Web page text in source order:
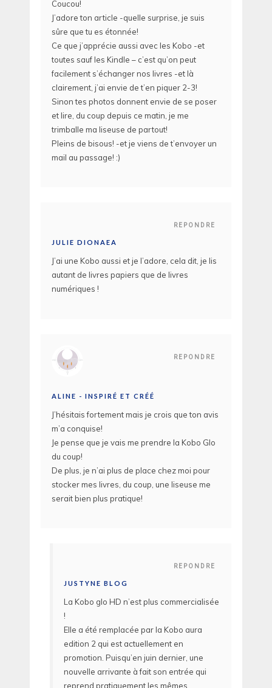
Coucou!
J’adore ton article -quelle surprise, je suis
sûre que tu es étonnée!
Ce que j’apprécie aussi avec les Kobo -et
toutes sauf les Kindle – c’est qu’on peut
facilement s’échanger nos livres -et là
clairement, j’ai envie de t’en piquer 2-3!
Sinon tes photos donnent envie de se poser
et lire, du coup depuis ce matin, je me
trimballe ma liseuse de partout!
Pleins de bisous! -et je viens de t’envoyer un
mail au passage! :)
REPONDRE
JULIE DIONAEA
J’ai une Kobo aussi et je l’adore, cela dit, je lis
autant de livres papiers que de livres
numériques !
REPONDRE
ALINE - INSPIRÉ ET CRÉÉ
J’hésitais fortement mais je crois que ton avis
m’a conquise!
Je pense que je vais me prendre la Kobo Glo
du coup!
De plus, je n’ai plus de place chez moi pour
stocker mes livres, du coup, une liseuse me
serait bien plus pratique!
REPONDRE
JUSTYNE BLOG
La Kobo glo HD n’est plus commercialisée
!
Elle a été remplacée par la Kobo aura
edition 2 qui est actuellement en
promotion. Puisqu’en juin dernier, une
nouvelle arrivante à fait son entrée qui
reprend pratiquement les mêmes